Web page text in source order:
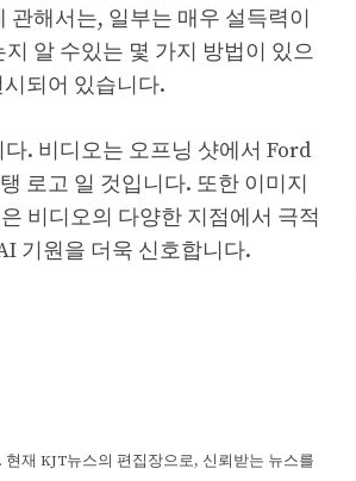
해서는, 일부는 매우 설득력이
알 수있는 몇 가지 방법이 있으
되어 있습니다.
. 비디오는 오프닝 샷에서 Ford
로고 일 것입니다. 또한 이미지
비디오의 다양한 지점에서 극적
기원을 더욱 신호합니다.
재 KJT뉴스의 편집장으로, 신뢰받는 뉴스를